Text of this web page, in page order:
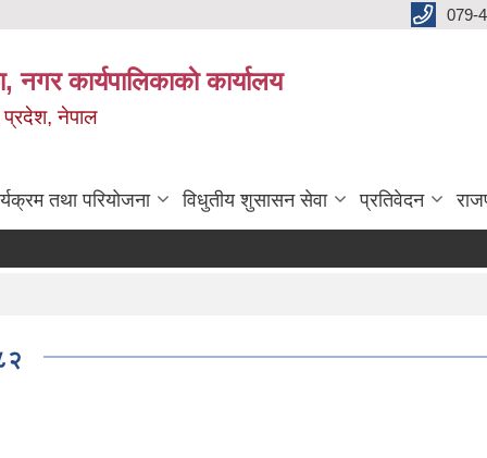
079-
नगर कार्यपालिकाकाे कार्यालय
प्रदेश, नेपाल
तथा परियोजना विधुतीय शुसासन सेवा प्रतिवेदन